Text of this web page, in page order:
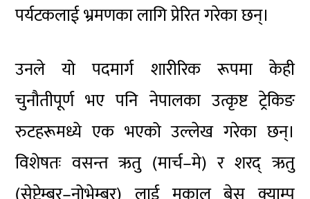
पर्यटकलाई भ्रमणका लागि प्रेरित गरेका छन्।
उनले यो पदमार्ग शारीरिक रूपमा केही
चुनौतीपूर्ण भए पनि नेपालका उत्कृष्ट ट्रेकिङ
रुटहरूमध्ये एक भएको उल्लेख गरेका छन्।
विशेषतः वसन्त ऋतु (मार्च–मे) र शरद् ऋतु